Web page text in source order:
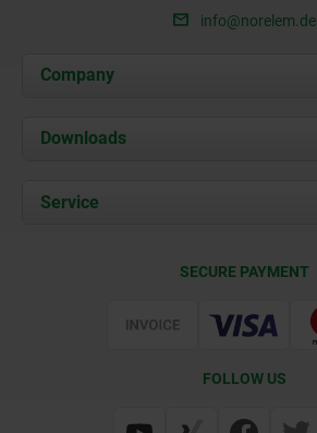
info@norelem.de
Company
About us
Career
Downloads
Service
Web Support
SECURE PAYMENT
FOLLOW US